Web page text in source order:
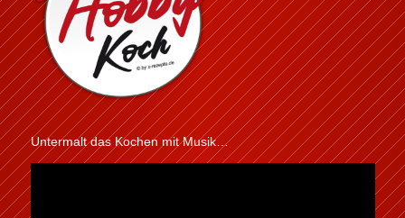
Untermalt das Kochen mit Musik…